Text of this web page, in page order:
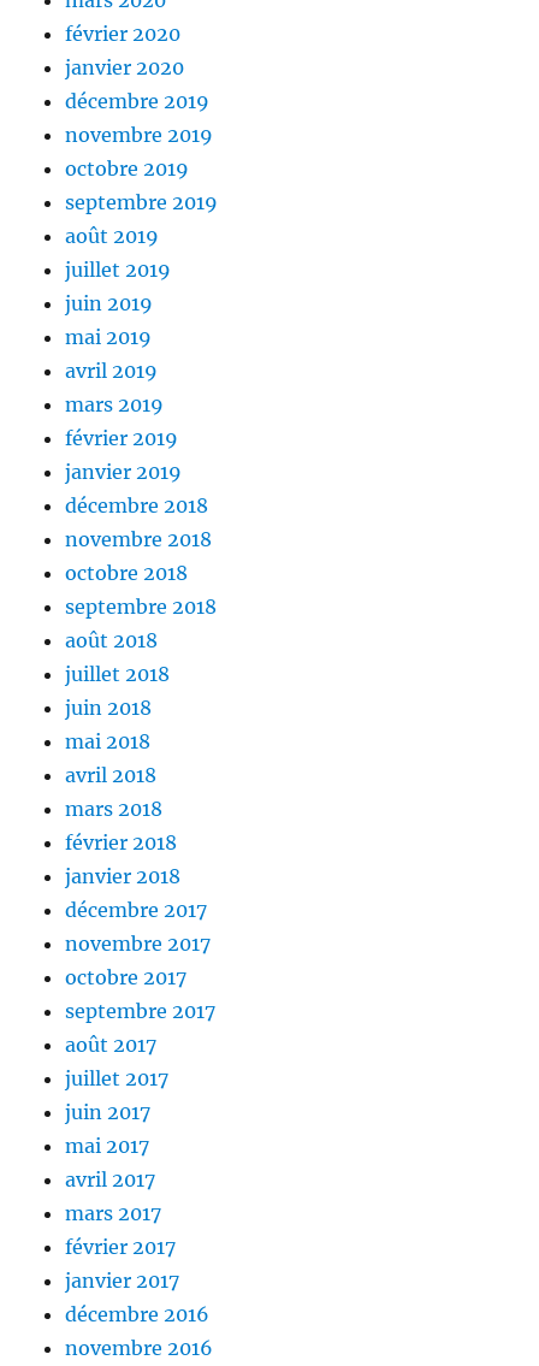
février 2020
janvier 2020
décembre 2019
novembre 2019
octobre 2019
septembre 2019
août 2019
juillet 2019
juin 2019
mai 2019
avril 2019
mars 2019
février 2019
janvier 2019
décembre 2018
novembre 2018
octobre 2018
septembre 2018
août 2018
juillet 2018
juin 2018
mai 2018
avril 2018
mars 2018
février 2018
janvier 2018
décembre 2017
novembre 2017
octobre 2017
septembre 2017
août 2017
juillet 2017
juin 2017
mai 2017
avril 2017
mars 2017
février 2017
janvier 2017
décembre 2016
novembre 2016